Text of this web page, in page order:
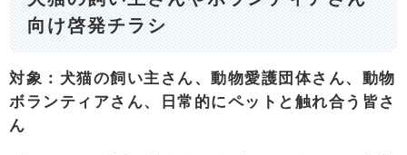
向け啓発チラシ
対象：犬猫の飼い主さん、動物愛護団体さん、動物
ボランティアさん、日常的にペットと触れ合う皆さ
ん